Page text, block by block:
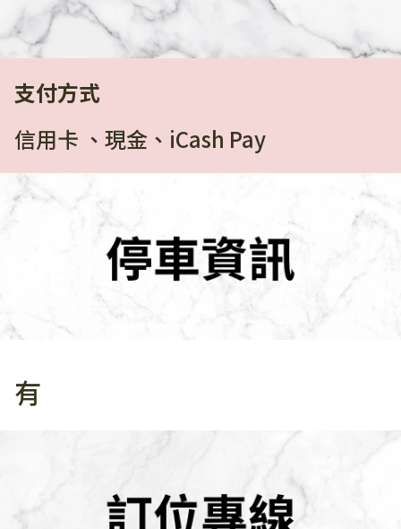
支付方式
信用卡 、現金、iCash Pay
有